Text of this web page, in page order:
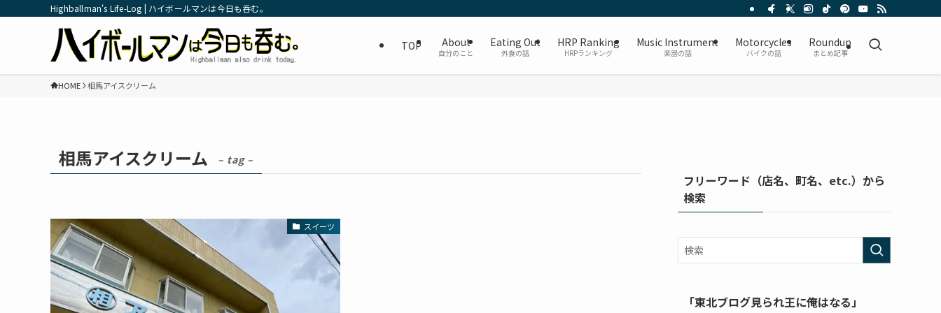
Highballman's Life-Log | ハイボールマンは今日も呑む。
TOP About
自分のこと
Eating Out
外食の話
HRP Ranking
HRPランキング
Music Instrument
楽器の話
Motorcycles
バイクの話
Roundup
まとめ記事
HOME 相馬アイスクリーム
相馬アイスクリーム – tag –
スイーツ
フリーワード（店名、町名、etc.）から
検索
「東北ブログ見られ王に俺はなる」